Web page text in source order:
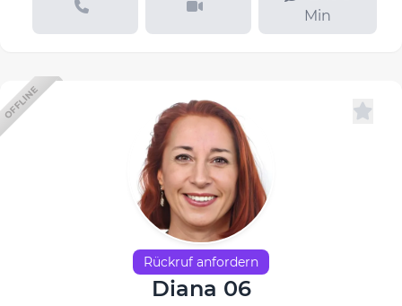
Min
OFFLINE
Rückruf anfordern
Diana 06